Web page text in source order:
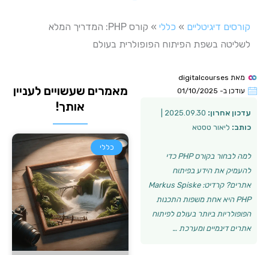
קורסים דיגיטליים » כללי »
קורס PHP: המדריך המלא
לשליטה בשפת הפיתוח הפופולרית בעולם
מאת
עודכן ב- 01/10/2025
עדכון אחרון:
כותב: ליאור טסטא
למה לבחור בקורס PHP כדי
להעמיק את הידע בפיתוח
אתרים? קרדיט: Markus Spiske
PHP היא אחת משפות התכנות
הפופולריות ביותר בעולם לפיתוח
אתרים דינמיים ומערכת …
מאמרים שעשויים לעניין
אותך!
כללי